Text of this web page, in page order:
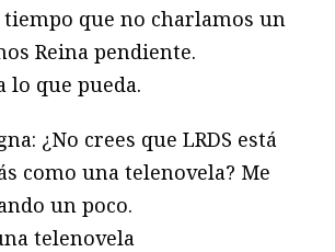
tiempo que no charlamos un
Reina pendiente.
lo que pueda.
¿No crees que LRDS está
como una telenovela? Me
un poco.
telenovela